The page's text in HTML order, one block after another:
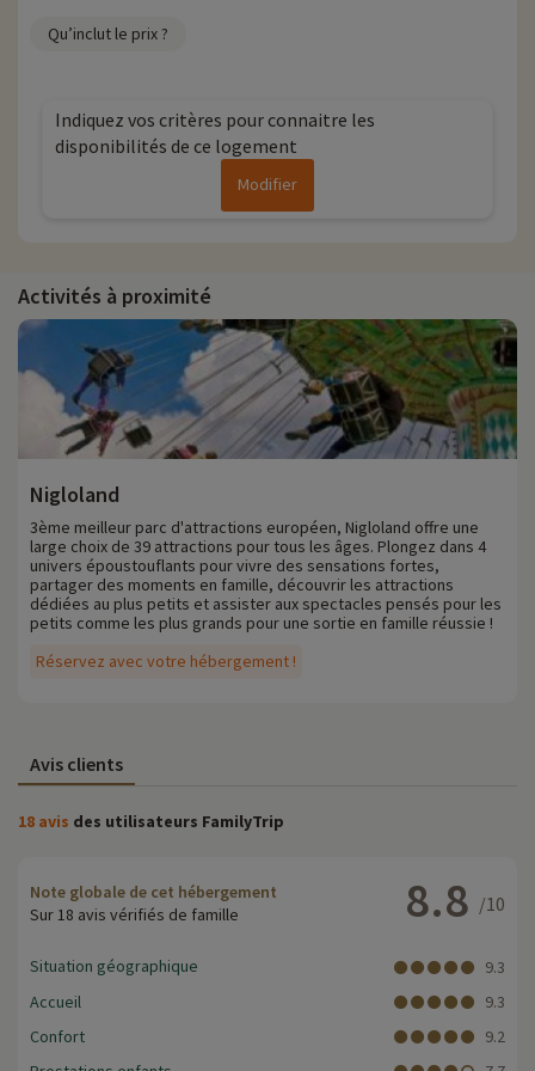
Qu’inclut le prix ?
Indiquez vos critères pour connaitre les
disponibilités de ce logement
Modifier
Activités à proximité
Nigloland
Réservez avec votre hébergement !
3ème meilleur parc d'attractions européen, Nigloland offre une
large choix de 39 attractions pour tous les âges. Plongez dans 4
univers époustouflants pour vivre des sensations fortes,
partager des moments en famille, découvrir les attractions
dédiées au plus petits et assister aux spectacles pensés pour les
petits comme les plus grands pour une sortie en famille réussie !
Avis clients
18 avis des utilisateurs FamilyTrip
Note globale de cet hébergement
Sur 18 avis vérifiés de famille
8.8 /10
Situation géographique
9.3
Accueil
9.3
Confort
9.2